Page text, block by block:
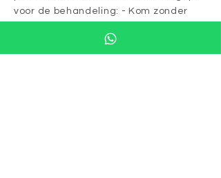
voor de behandeling: - Kom zonder
behandeling: - De wimpers mogen de
eerste 24 uur niet nat worden - Draag